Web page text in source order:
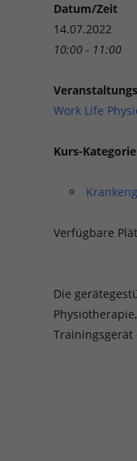
Datum/Zeit
14.07.2022
10:00 - 11:00
Work Life
Kurs-Kategorie
Verfügbare
Die